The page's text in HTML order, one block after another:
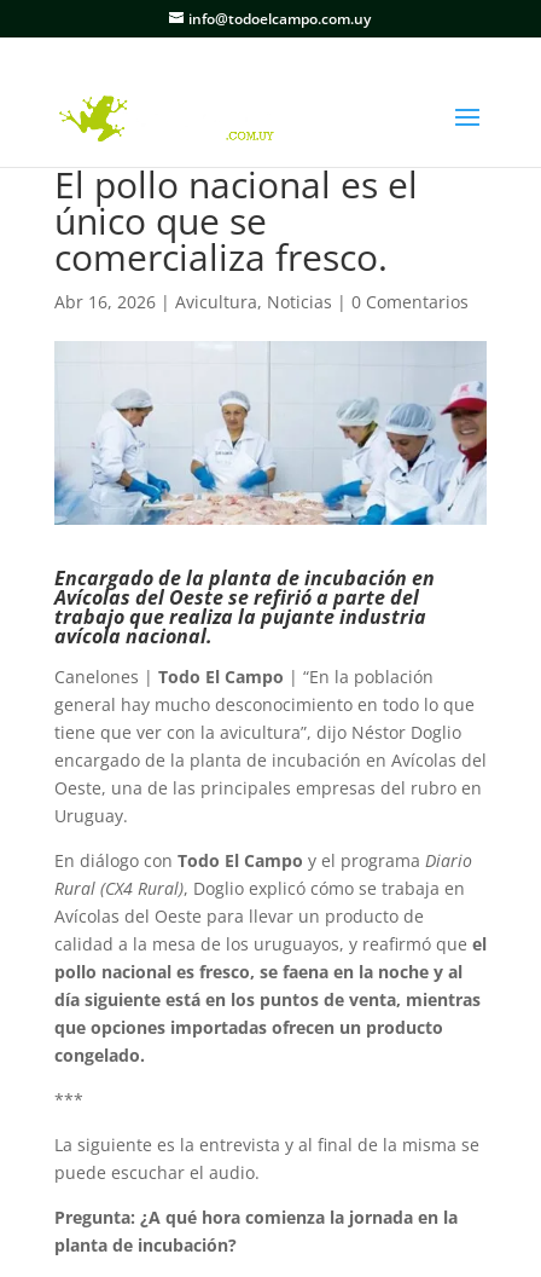
info@todoelcampo.com.uy
El pollo nacional es el
único que se
comercializa fresco.
Abr 16, 2026| Avicultura, Noticias | 0 Comentarios
Encargado de la planta de incubación en
Avícolas del Oeste se refirió a parte del
trabajo que realiza la pujante industria
avícola nacional.
Canelones | Todo El Campo | “En la población
general hay mucho desconocimiento en todo lo que
tiene que ver con la avicultura”, dijo Néstor Doglio
encargado de la planta de incubación en Avícolas del
Oeste, una de las principales empresas del rubro en
Uruguay.
En diálogo con Todo El Campo y el programa Diario
Rural (CX4 Rural), Doglio explicó cómo se trabaja en
Avícolas del Oeste para llevar un producto de
calidad a la mesa de los uruguayos, y reafirmó que el
pollo nacional es fresco, se faena en la noche y al
día siguiente está en los puntos de venta, mientras
que opciones importadas ofrecen un producto
congelado.
***
La siguiente es la entrevista y al final de la misma se
puede escuchar el audio.
Pregunta: ¿A qué hora comienza la jornada en la
planta de incubación?